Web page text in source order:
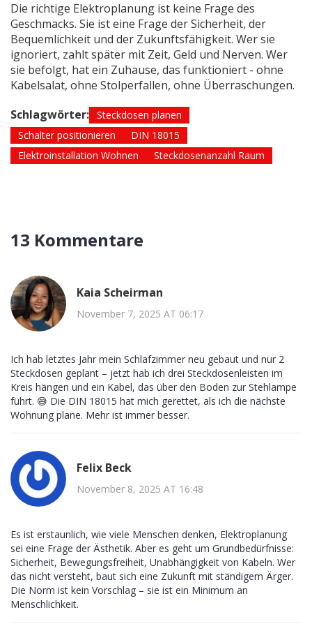
Die richtige Elektroplanung ist keine Frage des
Geschmacks. Sie ist eine Frage der Sicherheit, der
Bequemlichkeit und der Zukunftsfähigkeit. Wer sie
ignoriert, zahlt später mit Zeit, Geld und Nerven. Wer
sie befolgt, hat ein Zuhause, das funktioniert - ohne
Kabelsalat, ohne Stolperfallen, ohne Überraschungen.
Schlagwörter: Steckdosen planen
Schalter positionieren
DIN 18015
Elektroinstallation Wohnen
Steckdosenanzahl Raum
13 Kommentare
Kaia Scheirman
November 7, 2025 AT 06:17
Ich hab letztes Jahr mein Schlafzimmer neu gebaut und nur 2
Steckdosen geplant – jetzt hab ich drei Steckdosenleisten im
Kreis hängen und ein Kabel, das über den Boden zur Stehlampe
führt. 😅 Die DIN 18015 hat mich gerettet, als ich die nächste
Wohnung plane. Mehr ist immer besser.
Felix Beck
November 8, 2025 AT 16:48
Es ist erstaunlich, wie viele Menschen denken, Elektroplanung
sei eine Frage der Ästhetik. Aber es geht um Grundbedürfnisse:
Sicherheit, Bewegungsfreiheit, Unabhängigkeit von Kabeln. Wer
das nicht versteht, baut sich eine Zukunft mit ständigem Ärger.
Die Norm ist kein Vorschlag – sie ist ein Minimum an
Menschlichkeit.